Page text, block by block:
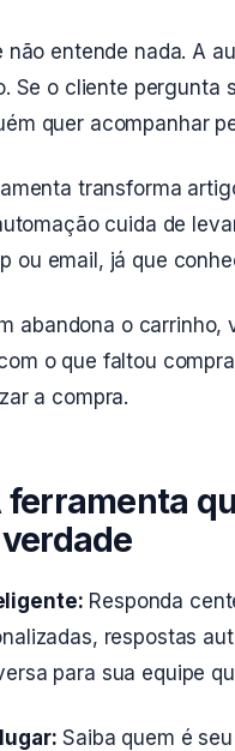
entende nada. A
Se o cliente
quer acompanhar
transforma
cuida de
ou email, já que
abandona o carrinho,
o que faltou
a compra.
ferramenta
Responda
respostas
para sua equipe
Saiba quem é